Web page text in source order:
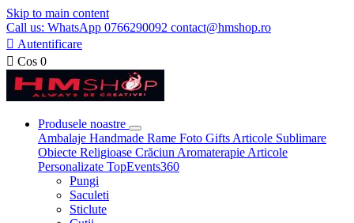
Skip to main content
Call us: WhatsApp 0766290092 contact@hmshop.ro
 Autentificare
 Cos 0
Produsele noastre
Ambalaje Handmade Rame Foto Gifts Articole Sublimare
Obiecte Religioase Crăciun Aromaterapie Articole
Personalizate TopEvents360
Pungi
Saculeti
Sticlute